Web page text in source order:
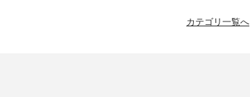
カテゴリ一覧へ